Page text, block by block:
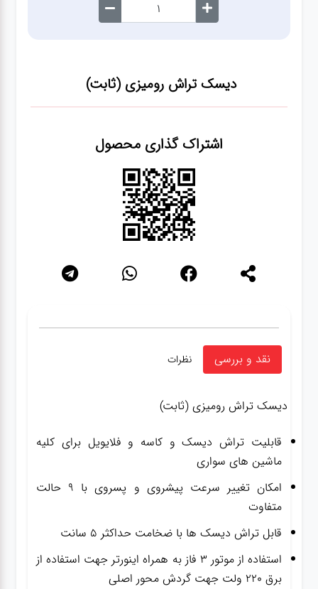
دیسک تراش رومیزی (ثابت)
اشتراک گذاری محصول
نقد و بررسی نظرات
دیسک تراش رومیزی (ثابت)
قابلیت تراش دیسک و کاسه و فلایویل برای کلیه
ماشین های سواری
امکان تغییر سرعت پیشروی و پسروی با ۹ حالت
متفاوت
قابل تراش دیسک ها با ضخامت حداکثر ۵ سانت
استفاده از موتور ۳ فاز به همراه اینورتر جهت استفاده از
برق ۲۲۰ ولت جهت گردش محور اصلی